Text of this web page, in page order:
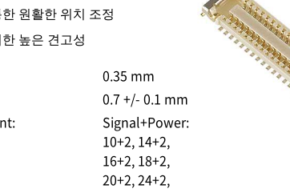
원활한 위치 조정
높은 견고성
0.35 mm
0.7 +/- 0.1 mm
Signal+Power:
10+2, 14+2,
16+2, 18+2,
20+2, 24+2,